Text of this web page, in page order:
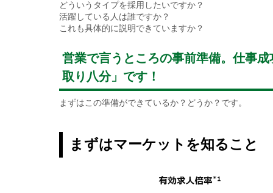
どういうタイプを採用したいですか？
活躍している人は誰ですか？
これも具体的に説明できていますか？
営業で言うところの事前準備。仕事
取り八分」です！
まずはこの準備ができているか？どうか？です。
まずはマーケットを知ること